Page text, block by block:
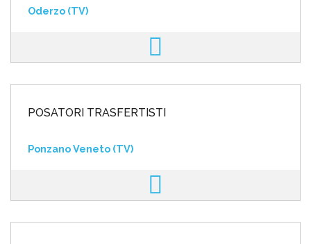
Oderzo (TV)
POSATORI TRASFERTISTI
Ponzano Veneto (TV)